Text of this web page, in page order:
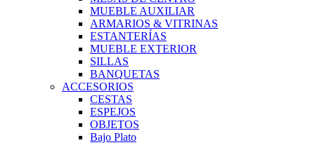
MUEBLE AUXILIAR
ARMARIOS & VITRINAS
ESTANTERÍAS
MUEBLE EXTERIOR
SILLAS
BANQUETAS
ACCESORIOS
CESTAS
ESPEJOS
OBJETOS
Bajo Plato